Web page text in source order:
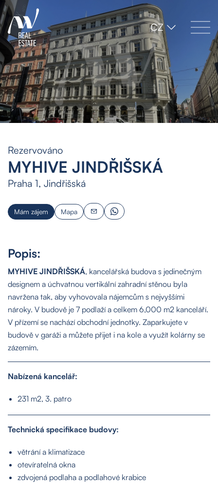
CZ
Rezervováno
MYHIVE JINDŘIŠSKÁ
Praha 1, Jindřišská
Mám zájem Mapa
Popis:
MYHIVE JINDŘIŠSKÁ, kancelářská budova s jedinečným
designem a úchvatnou vertikální zahradní stěnou byla
navržena tak, aby vyhovovala nájemcům s nejvyššími
nároky. V budově je 7 podlaží a celkem 6,000 m2 kanceláří.
V přízemí se nachází obchodní jednotky. Zaparkujete v
budově v garáži a můžete přijet i na kole a využít kolárny se
zázemím.
Nabízená kancelář:
231 m2, 3. patro
Technická specifikace budovy:
větrání a klimatizace
otevíratelná okna
zdvojená podlaha a podlahové krabice